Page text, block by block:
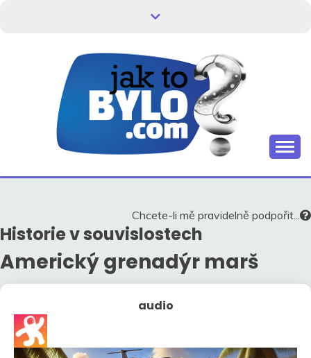
HISTORIE V
SOUVISLOSTECH
Chcete-li mě pravidelně podpořit...
Historie v souvislostech
Americký grenadýr marš
audio